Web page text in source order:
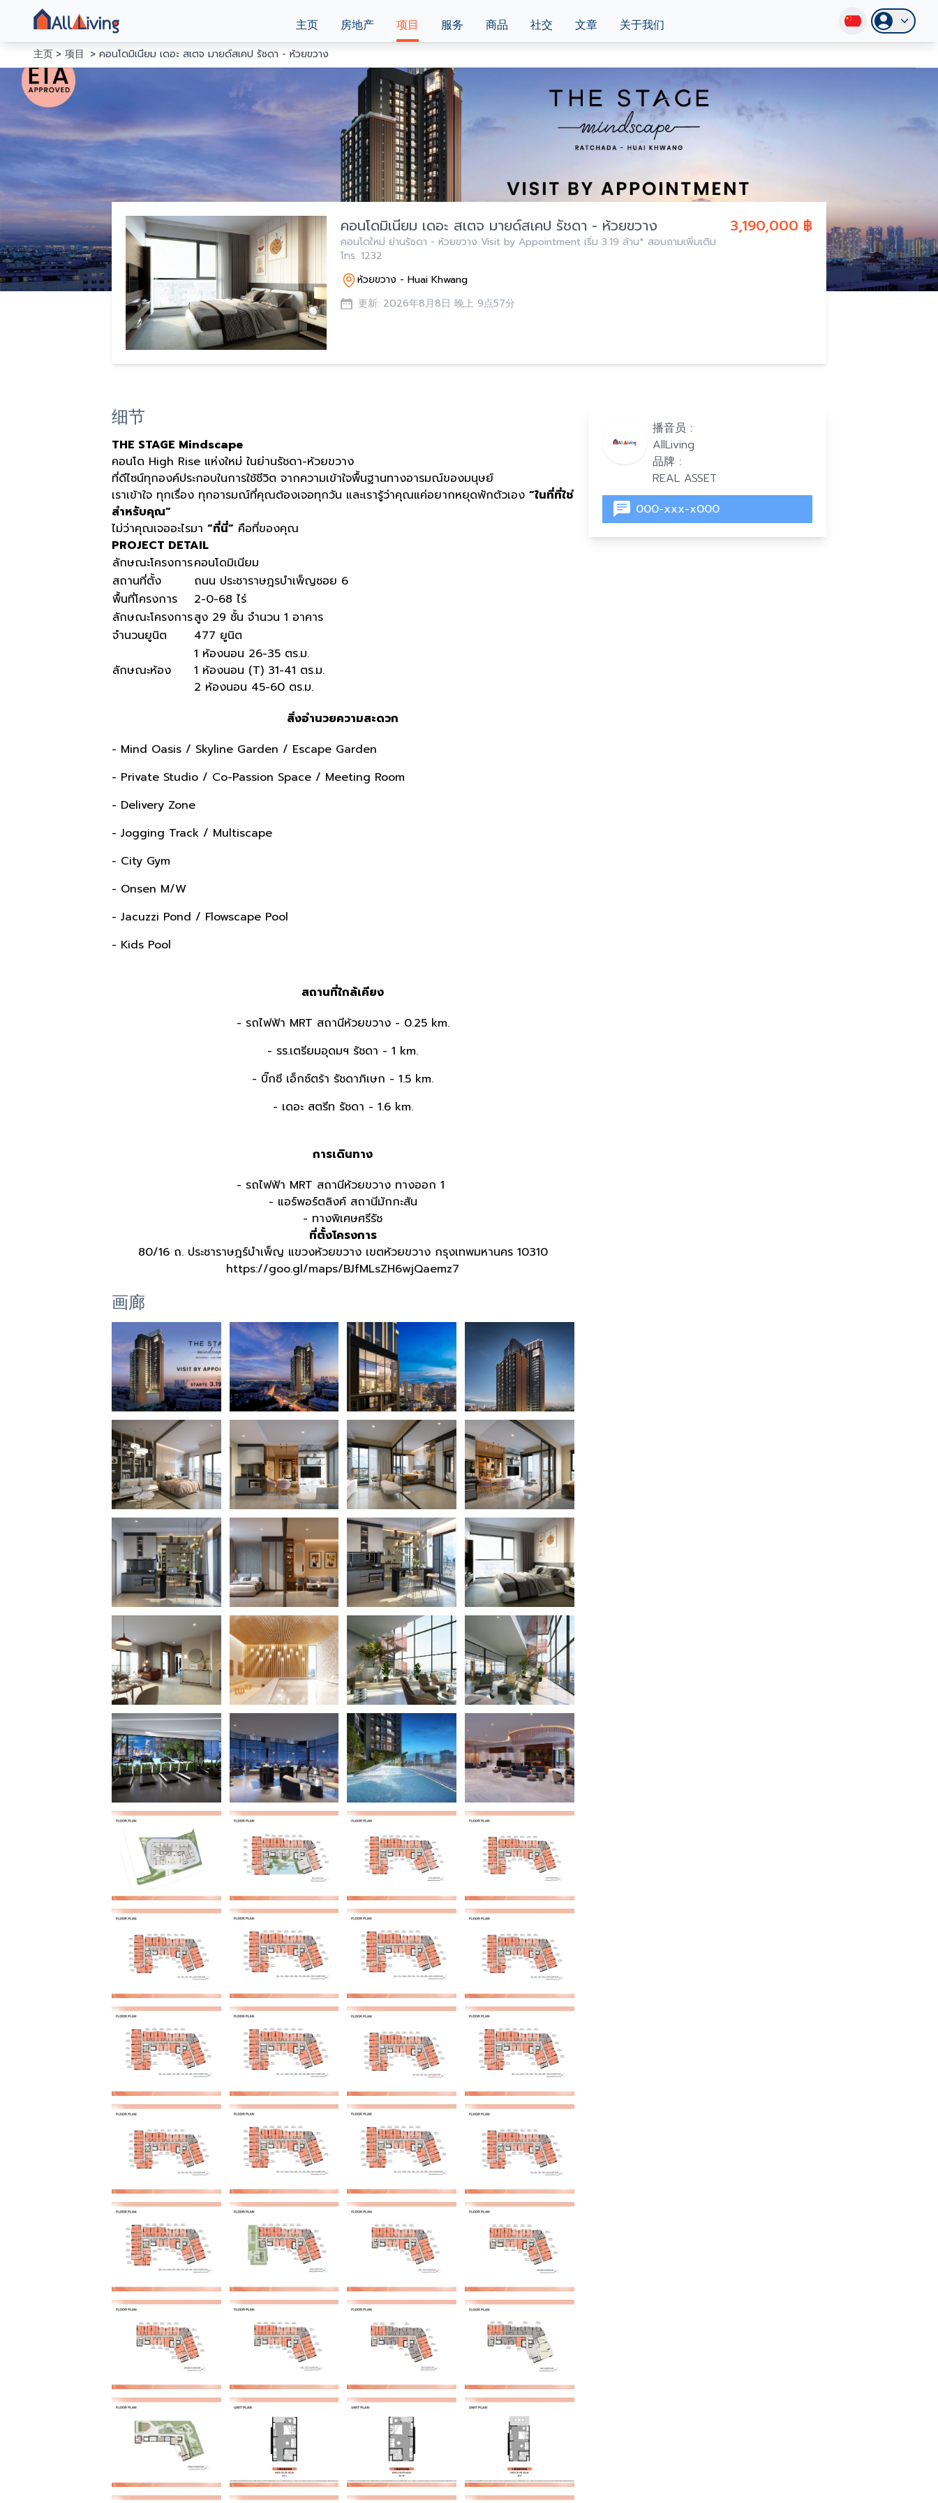
主页 房地产 项目 服务 商品 社交 文章 关于我们
主页 项目 คอนโดมิเนียม เดอะ สเตจ มายด์สเคป รัชดา - ห้วยขวาง
3,190,000 ฿
คอนโดมิเนียม เดอะ สเตจ มายด์สเคป รัชดา - ห้วยขวาง
คอนโดใหม่ ย่านรัชดา - ห้วยขวาง Visit by Appointment เริ่ม 3.19 ล้าน* สอบถามเพิ่มเติม
โทร. 1232
ห้วยขวาง - Huai Khwang
更新: 2026年8月8日 晚上 9点57分
细节
THE STAGE Mindscape
คอนโด High Rise แห่งใหม่ ในย่านรัชดา-ห้วยขวาง
ที่ดีไซน์ทุกองค์ประกอบในการใช้ชีวิต จากความเข้าใจพื้นฐานทางอารมณ์ของมนุษย์
เราเข้าใจ ทุกเรื่อง ทุกอารมณ์ที่คุณต้องเจอทุกวัน และเรารู้ว่าคุณแค่อยากหยุดพักตัวเอง “ในที่ที่ใช่
สำหรับคุณ”
ไม่ว่าคุณเจออะไรมา “ที่นี่” คือที่ของคุณ
PROJECT DETAIL
ลักษณะโครงการคอนโดมิเนียม
สถานที่ตั้ง
ถนน ประชาราษฎรบำเพ็ญซอย 6
พื้นที่โครงการ
2-0-68 ไร่
ลักษณะโครงการสูง 29 ชั้น จำนวน 1 อาคาร
จำนวนยูนิต
477 ยูนิต
ลักษณะห้อง
1 ห้องนอน 26-35 ตร.ม.
1 ห้องนอน (T) 31-41 ตร.ม.
2 ห้องนอน 45-60 ตร.ม.
สิ่งอำนวยความสะดวก
- Mind Oasis / Skyline Garden / Escape Garden
- Private Studio / Co-Passion Space / Meeting Room
- Delivery Zone
- Jogging Track / Multiscape
- City Gym
- Onsen M/W
- Jacuzzi Pond / Flowscape Pool
- Kids Pool
สถานที่ใกล้เคียง
- รถไฟฟ้า MRT สถานีห้วยขวาง - 0.25km.
- รร.เตรียมอุดมฯ รัชดา - 1 km.
- บิ๊กซี เอ็กซ์ตร้า รัชดาภิเษก - 1.5 km.
- เดอะ สตรีท รัชดา - 1.6km.
การเดินทาง
- รถไฟฟ้า MRT สถานีห้วยขวาง ทางออก 1
- แอร์พอร์ตลิงค์ สถานีมักกะสัน
- ทางพิเศษศรีรัช
ที่ตั้งโครงการ
80/16 ถ. ประชาราษฎร์บำเพ็ญ แขวงห้วยขวาง เขตห้วยขวาง กรุงเทพมหานคร 10310
https://goo.gl/maps/BJfMLsZH6wjQaemz7
画廊
播音员 :
AllLiving
品牌 :
REAL ASSET
000-xxx-x000